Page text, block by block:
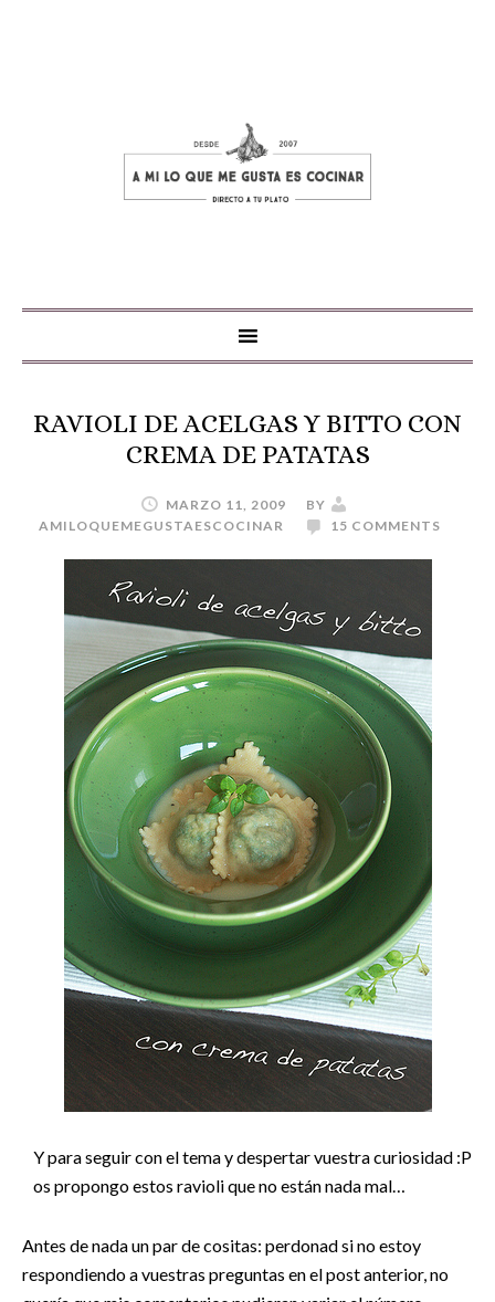
RAVIOLI DE ACELGAS Y BITTO CON
CREMA DE PATATAS
MARZO 11, 2009
BY
AMILOQUEMEGUSTAESCOCINAR
15 COMMENTS
Y para seguir con el tema y despertar vuestra curiosidad :P
os propongo estos ravioli que no están nada mal…
Antes de nada un par de cositas: perdonad si no estoy
respondiendo a vuestras preguntas en el post anterior, no